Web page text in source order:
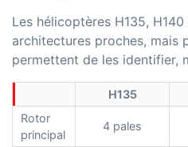
Les hélicoptères H135,
architectures proches, mais
permettent de les identifier,
H135
Rotor
principal
4 pales